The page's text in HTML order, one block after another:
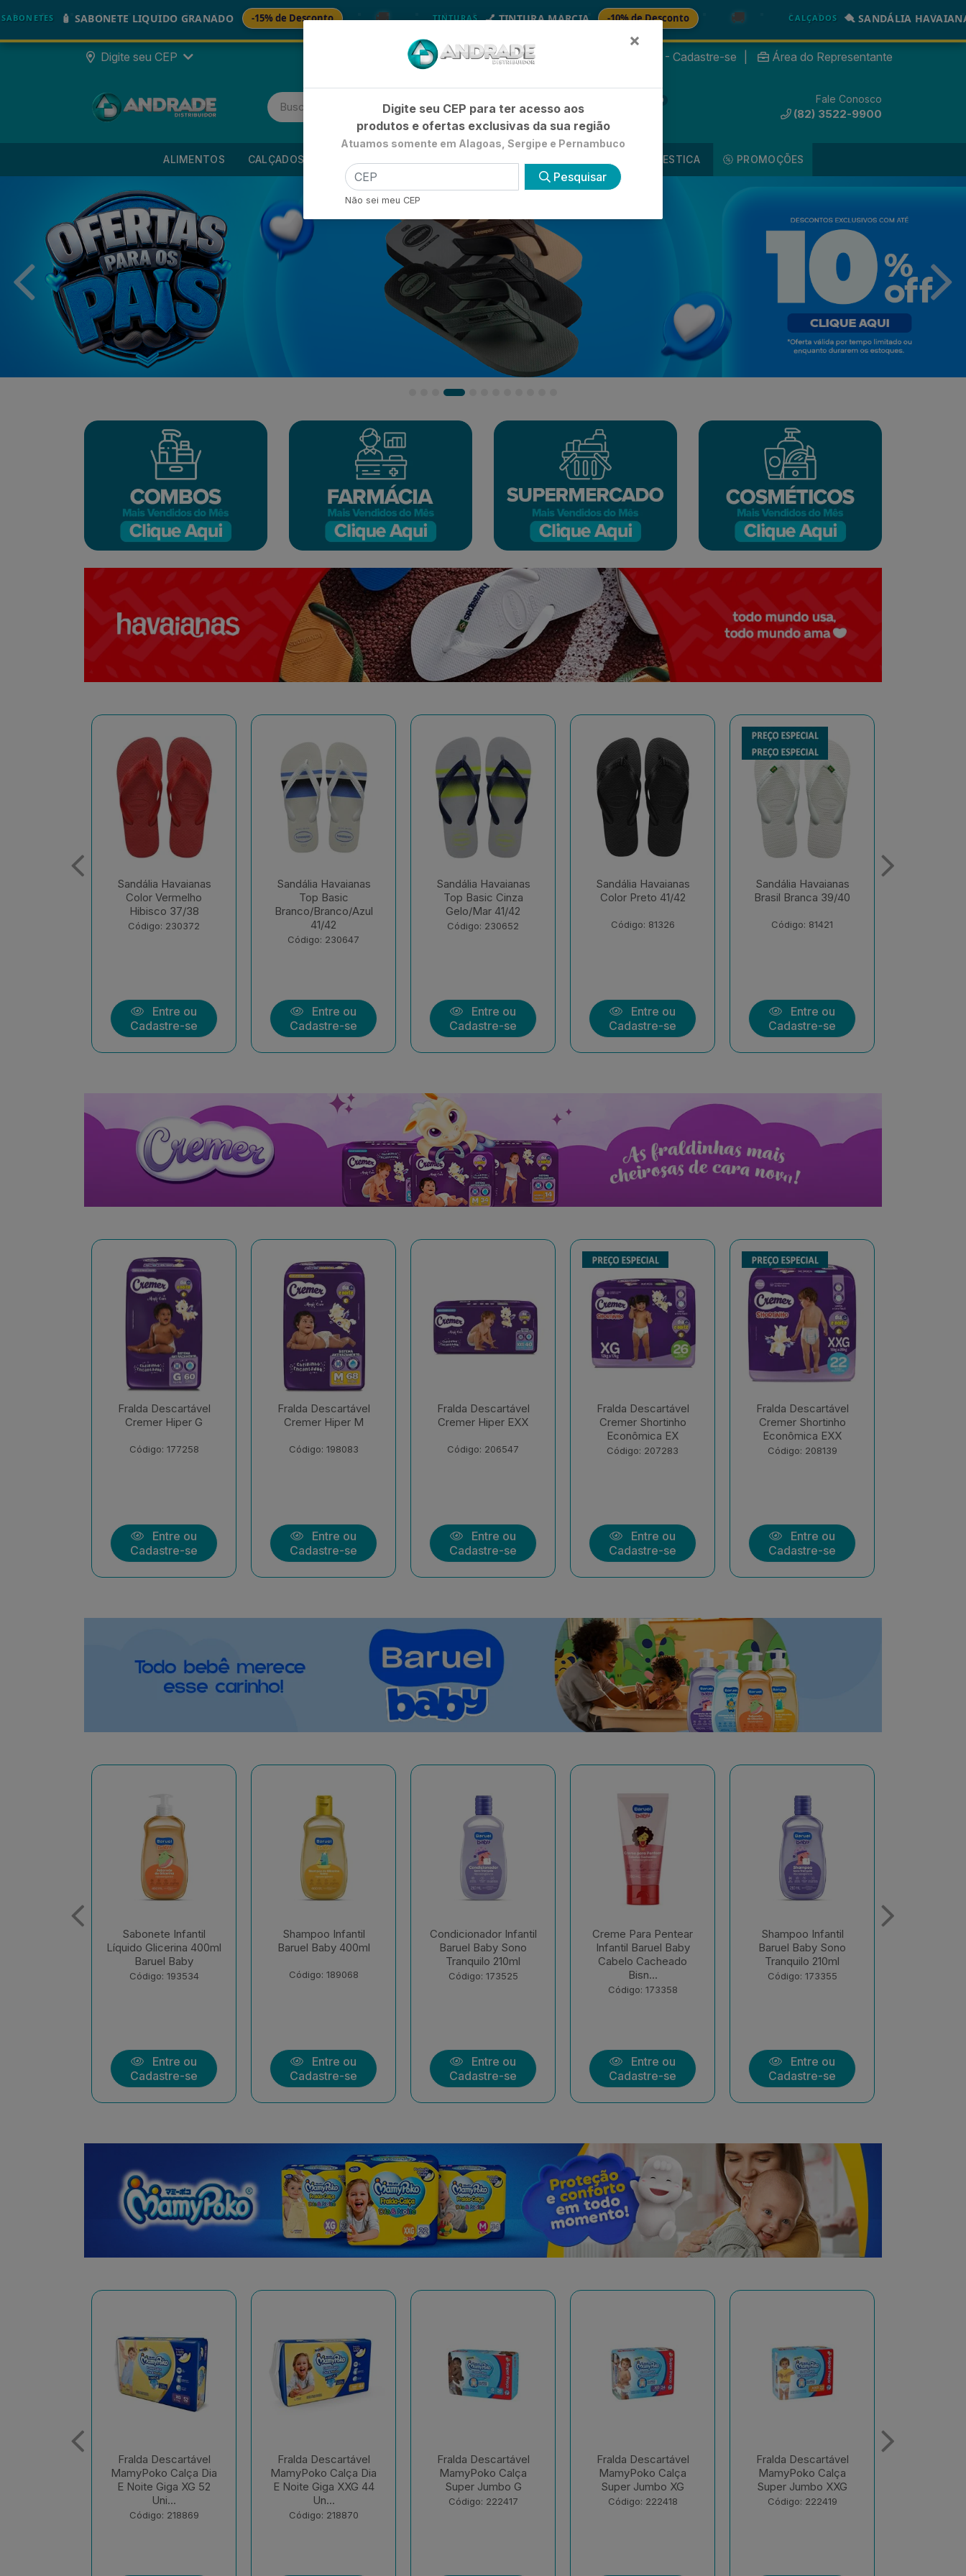
LIQUIDO GRANADO -15% de Desconto 🚚 TINTURAS 💅 TINTURA MARCIA -10% de Desconto 🚚 CALÇADOS 🪮 SANDÁLIA HAVAIANAS TRACK GO -
Digite seu CEP Já é cliente? - Entrar Não é cliente? - Cadastre-se Área do Representante
0 Fale Conosco
(82) 3522-9900
ALIMENTOS CALÇADOS UTILIDADE DOMESTICA PROMOÇÕES
Sandália Havaianas
Top Basic
Branco/Branco/Azul
41/42
Entre ou
Cadastre-se
Sandália Havaianas
Top Basic Cinza
Gelo/Mar 41/42
Código: 230652
Entre ou
Cadastre-se
Sandália Havaianas
Color Preto 41/42
Código: 81326
Entre ou
Cadastre-se
Sandália Havaianas
Brasil Branca 39/40
Código: 81421
Entre ou
Cadastre-se
Sandália Havaianas
Brasil Azul Naval 41/42
Código: 150689
Entre ou
Cadastre-se
Fralda Descartável
Cremer Hiper M
Código: 198083
Entre ou
Cadastre-se
Fralda Descartável
Cremer Hiper EXX
Código: 206547
Entre ou
Cadastre-se
Fralda Descartável
Cremer Shortinho
Código: 207283
Entre ou
Cadastre-se
Fralda Descartável
Cremer Shortinho
Econômica EXX
Código: 208139
Entre ou
Cadastre-se
Fralda Descartável
Cremer Hiper G
Código: 177258
Entre ou
Cadastre-se
Condicionador Infantil
Baruel Baby Sono
Tranquilo 210ml
Código: 173525
Entre ou
Cadastre-se
Creme Para Pentear
Infantil Baruel Baby
Bisn...
Entre ou
Cadastre-se
Shampoo Infantil
Baruel Baby Sono
Tranquilo 210ml
Código: 173355
Entre ou
Cadastre-se
Sabonete Infantil
Líquido Sono Tranquilo
210ml Baruel Baby
Código: 173351
Entre ou
Cadastre-se
Condicionador Infantil
Baruel Baby Camomila
210ml
Código: 173348
Entre ou
Cadastre-se
Fralda Descartável
MamyPoko Calça Dia
E Noite Giga XXG 44
Un...
Código: 218870
Fralda Descartável
MamyPoko Calça
Super Jumbo G
Código: 222417
Fralda Descartável
MamyPoko Calça
Super Jumbo XG
Código: 222418
Fralda Descartável
MamyPoko Calça
Super Jumbo XXG
Código: 222419
Fralda Descartável
MamyPoko Calça
Super Jumbo M
Código: 222420
×
Digite seu CEP para ter acesso aos
produtos e ofertas exclusivas da sua região
Atuamos somente em Alagoas, Sergipe e Pernambuco
Pesquisar
Não sei meu CEP